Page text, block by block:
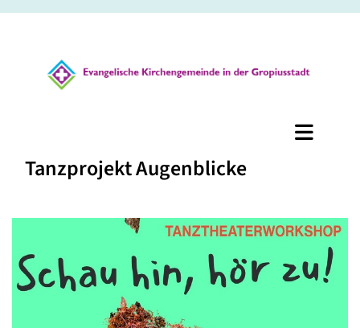
Tanzprojekt Augenblicke